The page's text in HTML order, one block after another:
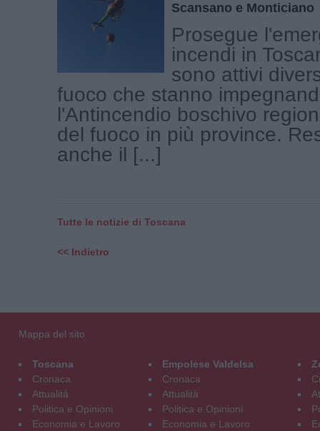
Scansano e Monticiano
Prosegue
incendi in
sono attivi
fuoco che stanno
l'Antincendio boschivo
del fuoco in più province.
anche il [...]
Tutte le notizie di Toscana
<< Indietro
Mappa del sito
Toscana
Cronaca
Attualità
Politica e Opinioni
Economia e Lavoro
Empolese Valdelsa
Cronaca
Attualità
Politica e Opinioni
Economia e Lavoro